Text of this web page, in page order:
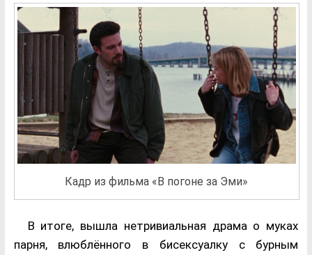
Кадр из фильма «В погоне за Эми»
В итоге, вышла нетривиальная драма о муках
парня, влюблённого в бисексуалку с бурным